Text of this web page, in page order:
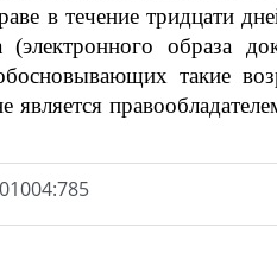
в течение тридцати
образа
такие